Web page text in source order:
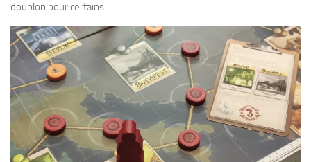
doublon pour certains.